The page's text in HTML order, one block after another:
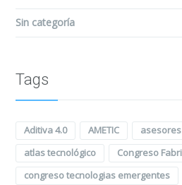
Sin categoría
Tags
Aditiva 4.0 AMETIC
atlas tecnológico
Congreso
congreso tecnologias emergentes